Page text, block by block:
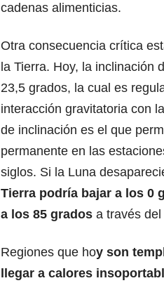
cadenas alimenticias.
Otra consecuencia crítica
la Tierra. Hoy, la inclinación
23,5 grados, la cual es
interacción gravitatoria con
de inclinación es el que
permanente en las
siglos. Si la Luna
Tierra podría bajar a los 0
a los 85 grados a través del
Regiones que hoy son
llegar a calores